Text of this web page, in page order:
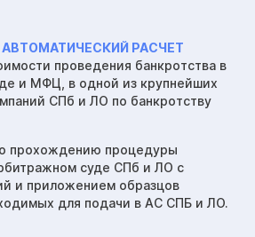
АВТОМАТИЧЕСКИЙ РАСЧЕТ
проведения банкротства в
и МФЦ, в одной из крупнейших
СПб и ЛО по банкротству
прохождению процедуры
суде СПб и ЛО с
и приложением образцов
для подачи в АС СПБ и ЛО.